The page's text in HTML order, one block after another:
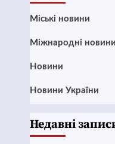
Mіські новини
Міжнародні новини
Новини
Новини України
Недавні